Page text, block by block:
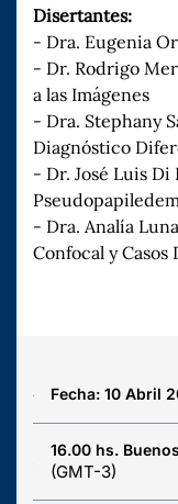
Disertantes:
- Dra. Eugenia
- Dr. Rodrigo
a las Imágenes
- Dra. Stephany
Diagnóstico
- Dr. José Luis Di
- Dra. Analía
Confocal y Casos
Fecha: 10 Abril
16.00 hs.
(GMT-3)